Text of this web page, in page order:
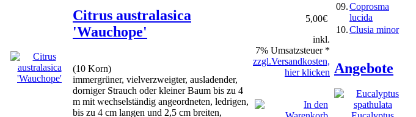
Citrus australasica
'Wauchope'
(10 Korn)
immergrüner, vielverzweigter, ausladender,
dorniger Strauch oder kleiner Baum bis zu 4
m mit wechselständig angeordneten, ledrigen,
bis zu 4 cm langen und 2,5 cm breiten,
5,00€
inkl.
7% Umsatzsteuer *
zzgl.Versandkosten,
hier klicken
09.Coprosma
lucida
10.Clusia minor
Angebote